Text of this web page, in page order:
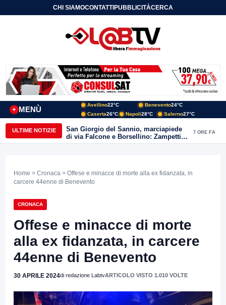
CHI SIAMOCONTATTIPUBBLICITÀCERCA
MENÙ
+
Avellino22°C Benevento24°C
Caserta26°C Napoli28°C Salerno27°C
ULTIME NOTIZIE
San Giorgio del Sannio, marciapiede
di via Falcone e Borsellino: Zampetti e
Lombardi replicano alle polemiche
7 ORE FA
Home > Cronaca > Offese e minacce di morte alla ex fidanzata, in
carcere 44enne di Benevento
CRONACA
Offese e minacce di morte
alla ex fidanzata, in carcere
44enne di Benevento
30 APRILE 2024di redazione LabtvARTICOLO VISTO 1.010 VOLTE